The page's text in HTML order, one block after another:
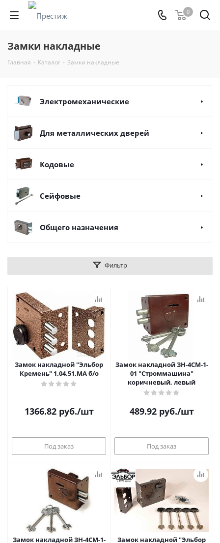
0
Замки накладные
Главная - Каталог - Замки накладные
Электромеханические
Для металлических дверей
Кодовые
Сейфовые
Общего назначения
Фильтр
Замок накладной "Эльбор
Кремень" 1.04.51.МА б/о
1366.82руб./шт
Под заказ
Замок накладной ЗН-4СМ-1-
01 "Строммашина"
коричневый, левый
489.92руб./шт
Под заказ
Замок накладной ЗН-4СМ-1-
Замок накладной "Эльбор